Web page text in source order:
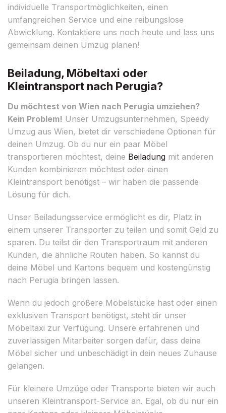
individuelle Transportmöglichkeiten, einen
umfangreichen Service und eine reibungslose
Abwicklung. Kontaktiere uns noch heute und lass uns
gemeinsam deinen Umzug planen!
Beiladung, Möbeltaxi oder
Kleintransport nach Perugia?
Du möchtest von Wien nach Perugia umziehen?
Kein Problem! Unser Umzugsunternehmen, Speedy
Umzug aus Wien, bietet dir verschiedene Optionen für
deinen Umzug. Ob du nur ein paar Möbel
transportieren möchtest, deine Beiladung mit anderen
Kunden kombinieren möchtest oder einen
Kleintransport benötigst – wir haben die passende
Lösung für dich.
Unser Beiladungsservice ermöglicht es dir, Platz in
einem unserer Transporter zu teilen und somit Geld zu
sparen. Du teilst dir den Transportraum mit anderen
Kunden, die ähnliche Routen haben. So kannst du
deine Möbel und Kartons bequem und kostengünstig
nach Perugia bringen lassen.
Wenn du jedoch größere Möbelstücke hast oder einen
exklusiven Transport benötigst, steht dir unser
Möbeltaxi zur Verfügung. Unsere erfahrenen und
zuverlässigen Mitarbeiter sorgen dafür, dass deine
Möbel sicher und unbeschädigt in dein neues Zuhause
gelangen.
Für kleinere Umzüge oder Transporte bieten wir auch
unseren Kleintransport-Service an. Egal, ob du nur ein